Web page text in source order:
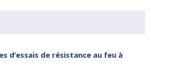
d’essais de résistance au feu à